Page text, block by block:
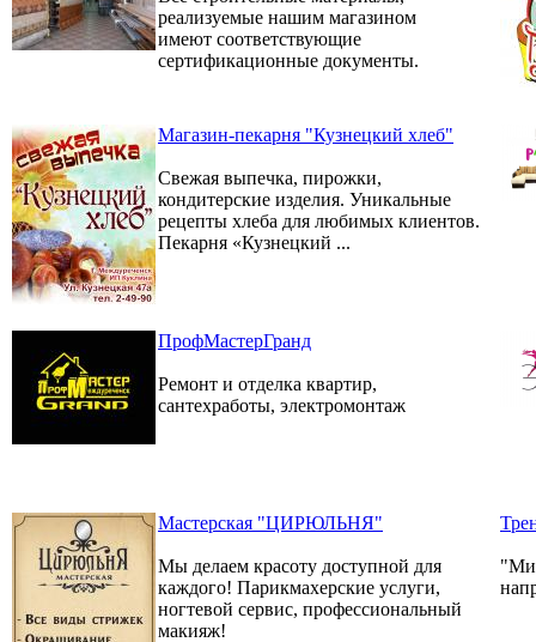
реализуемые нашим магазином
имеют соответствующие
сертификационные документы.
Магазин-пекарня "Кузнецкий хлеб"
Свежая выпечка, пирожки,
кондитерские изделия. Уникальные
рецепты хлеба для любимых клиентов.
Пекарня «Кузнецкий ...
ПрофМастерГранд
Ремонт и отделка квартир,
сантехработы, электромонтаж
Мастерская "ЦИРЮЛЬНЯ"
Мы делаем красоту доступной для
каждого! Парикмахерские услуги,
ногтевой сервис, профессиональный
макияж!